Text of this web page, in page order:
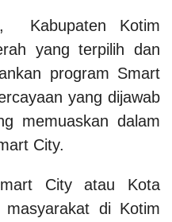
Kabupaten Kotim
yang terpilih dan
program Smart
yang dijawab
memuaskan dalam
City.
City atau Kota
di Kotim